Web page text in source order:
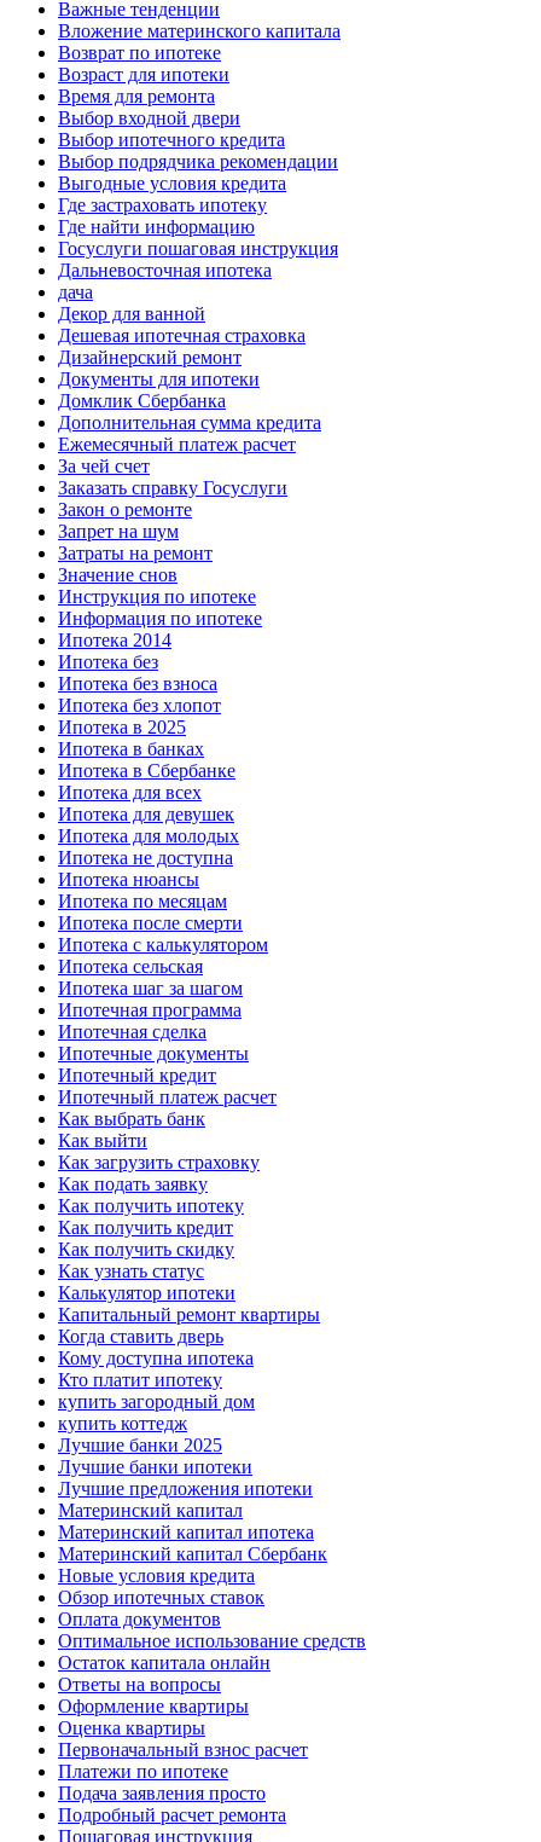
Важные тенденции
Вложение материнского капитала
Возврат по ипотеке
Возраст для ипотеки
Время для ремонта
Выбор входной двери
Выбор ипотечного кредита
Выбор подрядчика рекомендации
Выгодные условия кредита
Где застраховать ипотеку
Где найти информацию
Госуслуги пошаговая инструкция
Дальневосточная ипотека
дача
Декор для ванной
Дешевая ипотечная страховка
Дизайнерский ремонт
Документы для ипотеки
Домклик Сбербанка
Дополнительная сумма кредита
Ежемесячный платеж расчет
За чей счет
Заказать справку Госуслуги
Закон о ремонте
Запрет на шум
Затраты на ремонт
Значение снов
Инструкция по ипотеке
Информация по ипотеке
Ипотека 2014
Ипотека без
Ипотека без взноса
Ипотека без хлопот
Ипотека в 2025
Ипотека в банках
Ипотека в Сбербанке
Ипотека для всех
Ипотека для девушек
Ипотека для молодых
Ипотека не доступна
Ипотека нюансы
Ипотека по месяцам
Ипотека после смерти
Ипотека с калькулятором
Ипотека сельская
Ипотека шаг за шагом
Ипотечная программа
Ипотечная сделка
Ипотечные документы
Ипотечный кредит
Ипотечный платеж расчет
Как выбрать банк
Как выйти
Как загрузить страховку
Как подать заявку
Как получить ипотеку
Как получить кредит
Как получить скидку
Как узнать статус
Калькулятор ипотеки
Капитальный ремонт квартиры
Когда ставить дверь
Кому доступна ипотека
Кто платит ипотеку
купить загородный дом
купить коттедж
Лучшие банки 2025
Лучшие банки ипотеки
Лучшие предложения ипотеки
Материнский капитал
Материнский капитал ипотека
Материнский капитал Сбербанк
Новые условия кредита
Обзор ипотечных ставок
Оплата документов
Оптимальное использование средств
Остаток капитала онлайн
Ответы на вопросы
Оформление квартиры
Оценка квартиры
Первоначальный взнос расчет
Платежи по ипотеке
Подача заявления просто
Подробный расчет ремонта
Пошаговая инструкция